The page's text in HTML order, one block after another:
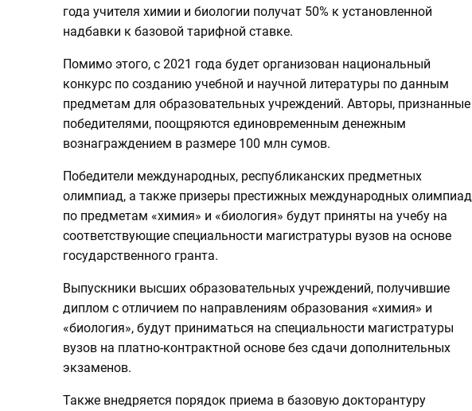
года учителя химии и биологии получат 50% к установленной
надбавки к базовой тарифной ставке.
Помимо этого, с 2021 года будет организован национальный
конкурс по созданию учебной и научной литературы по данным
предметам для образовательных учреждений. Авторы, признанные
победителями, поощряются единовременным денежным
вознаграждением в размере 100 млн сумов.
Победители международных, республиканских предметных
олимпиад, а также призеры престижных международных олимпиад
по предметам «химия» и «биология» будут приняты на учебу на
соответствующие специальности магистратуры вузов на основе
государственного гранта.
Выпускники высших образовательных учреждений, получившие
диплом с отличием по направлениям образования «химия» и
«биология», будут приниматься на специальности магистратуры
вузов на платно-контрактной основе без сдачи дополнительных
экзаменов.
Также внедряется порядок приема в базовую докторантуру